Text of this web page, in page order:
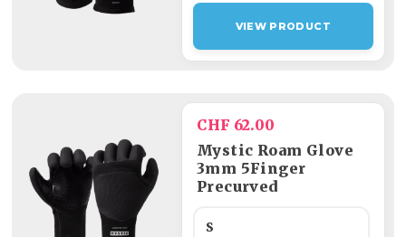
VIEW PRODUCT
CHF 62.00
Mystic Roam Glove
3mm 5Finger
Precurved
S